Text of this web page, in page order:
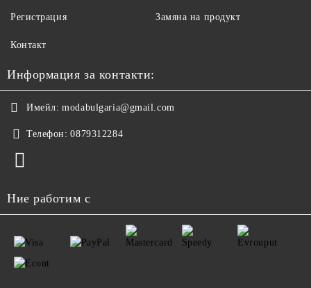
Регистрация
Контакт
Замяна на продукт
Информация за контакти:
Имейл: modabulgaria@gmail.com
Телефон: 0879312284
Ние работим с